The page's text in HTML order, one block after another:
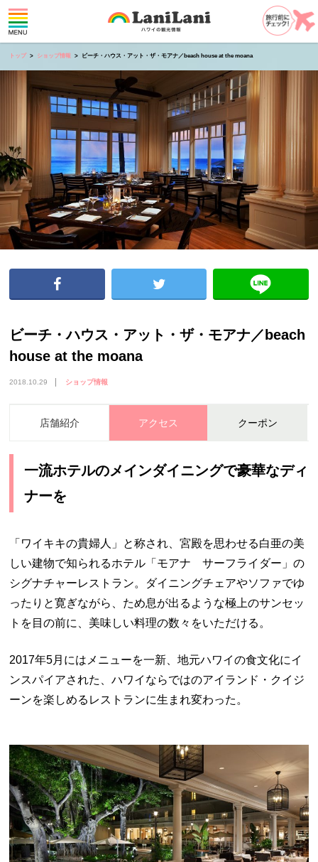
トップ ショップ情報 ビーチ・ハウス・アット・ザ・モアナ／beach house at the moana
ビーチ・ハウス・アット・ザ・モアナ／beach
house at the moana
2018.10.29 ショップ情報
店舗紹介 アクセス クーポン
一流ホテルのメインダイニングで豪華なディ
ナーを
「ワイキキの貴婦人」と称され、宮殿を思わせる白亜の美
しい建物で知られるホテル「モアナ サーフライダー」の
シグナチャーレストラン。ダイニングチェアやソファでゆ
ったりと寛ぎながら、ため息が出るような極上のサンセッ
トを目の前に、美味しい料理の数々をいただける。
2017年5月にはメニューを一新、地元ハワイの食文化にイ
ンスパイアされた、ハワイならではのアイランド・クイジ
ーンを楽しめるレストランに生まれ変わった。